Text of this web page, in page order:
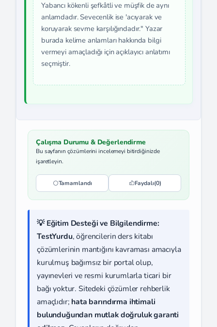
Yabancı kökenli şefkâtli ve müşfik de aynı
anlamdadır. Sevecenlik ise 'acıyarak ve
koruyarak sevme karşılığındadır." Yazar
burada kelime anlamları hakkında bilgi
vermeyi amaçladığı için açıklayıcı anlatımı
seçmiştir.
Çalışma Durumu & Değerlendirme
Bu sayfanın çözümlerini incelemeyi bitirdiğinizde
işaretleyin.
Tamamlandı Faydalı(0)
💡 Eğitim Desteği ve Bilgilendirme:
TestYurdu, öğrencilerin ders kitabı
çözümlerinin mantığını kavraması amacıyla
kurulmuş bağımsız bir portal olup,
yayınevleri ve resmi kurumlarla ticari bir
bağı yoktur. Sitedeki çözümler rehberlik
amaçlıdır; hata barındırma ihtimali
bulunduğundan mutlak doğruluk garanti